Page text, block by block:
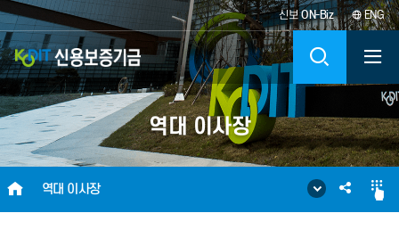
신보ON-Biz ENG
KODIT
신
용
보
증
색
역대 이사장
HOME
역대 이사장
SNS